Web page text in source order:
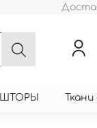
ШТОРЫ